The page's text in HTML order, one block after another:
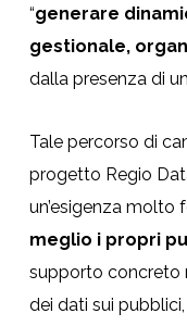
“generare
gestionale,
dalla presenza di un
Tale percorso di
progetto Regio
un’esigenza molto
meglio i propri
supporto concreto
dei dati sui